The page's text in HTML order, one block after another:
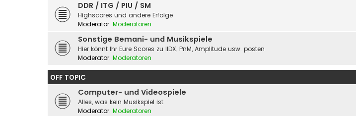
DDR / ITG / PIU / SM
Highscores und andere Erfolge
Moderator: Moderatoren
Sonstige Bemani- und Musikspiele
Hier könnt Ihr Eure Scores zu IIDX, PnM, Amplitude usw. posten
Moderator: Moderatoren
OFF TOPIC
Computer- und Videospiele
Alles, was kein Musikspiel ist
Moderator: Moderatoren